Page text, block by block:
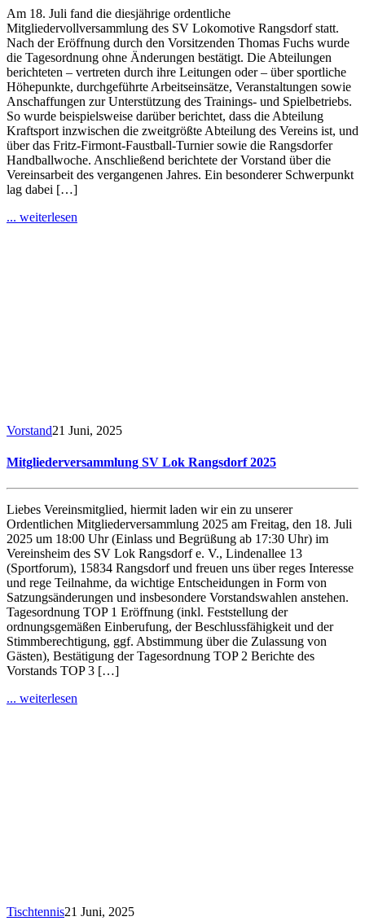
Am 18. Juli fand die diesjährige ordentliche
Mitgliedervollversammlung des SV Lokomotive Rangsdorf statt.
Nach der Eröffnung durch den Vorsitzenden Thomas Fuchs wurde
die Tagesordnung ohne Änderungen bestätigt. Die Abteilungen
berichteten – vertreten durch ihre Leitungen oder – über sportliche
Höhepunkte, durchgeführte Arbeitseinsätze, Veranstaltungen sowie
Anschaffungen zur Unterstützung des Trainings- und Spielbetriebs.
So wurde beispielsweise darüber berichtet, dass die Abteilung
Kraftsport inzwischen die zweitgrößte Abteilung des Vereins ist, und
über das Fritz-Firmont-Faustball-Turnier sowie die Rangsdorfer
Handballwoche. Anschließend berichtete der Vorstand über die
Vereinsarbeit des vergangenen Jahres. Ein besonderer Schwerpunkt
lag dabei […]
... weiterlesen
Vorstand21 Juni, 2025
Mitgliederversammlung SV Lok Rangsdorf 2025
Liebes Vereinsmitglied, hiermit laden wir ein zu unserer
Ordentlichen Mitgliederversammlung 2025 am Freitag, den 18. Juli
2025 um 18:00 Uhr (Einlass und Begrüßung ab 17:30 Uhr) im
Vereinsheim des SV Lok Rangsdorf e. V., Lindenallee 13
(Sportforum), 15834 Rangsdorf und freuen uns über reges Interesse
und rege Teilnahme, da wichtige Entscheidungen in Form von
Satzungsänderungen und insbesondere Vorstandswahlen anstehen.
Tagesordnung TOP 1 Eröffnung (inkl. Feststellung der
ordnungsgemäßen Einberufung, der Beschlussfähigkeit und der
Stimmberechtigung, ggf. Abstimmung über die Zulassung von
Gästen), Bestätigung der Tagesordnung TOP 2 Berichte des
Vorstands TOP 3 […]
... weiterlesen
Tischtennis21 Juni, 2025